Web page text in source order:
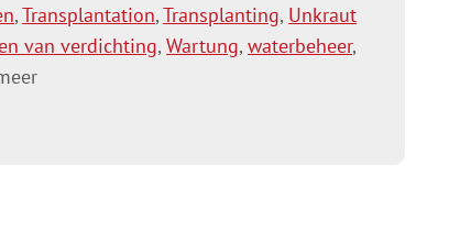
,Transplantation,Transplanting, Unkraut
van verdichting,Wartung,waterbeheer,